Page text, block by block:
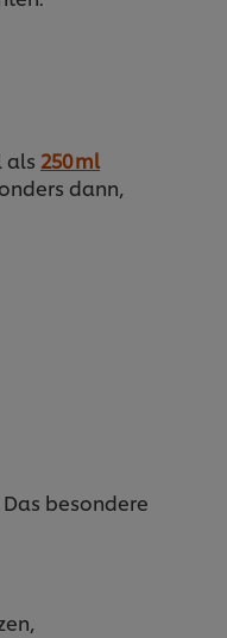
als 250 ml
dann,
besondere